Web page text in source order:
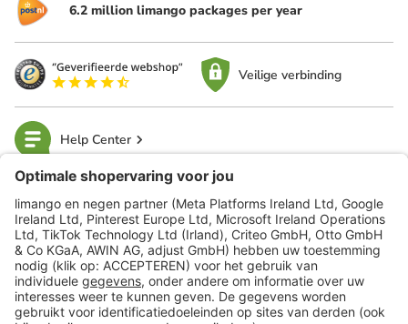
6.2 million limango packages per year
Veilige verbinding
Help Center
limango
Veilig winkelen
Klantenservice